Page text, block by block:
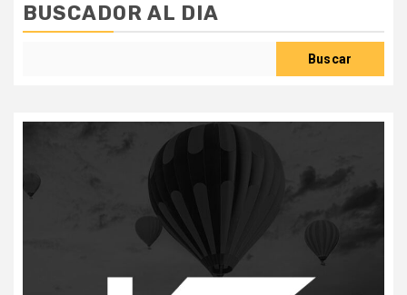
BUSCADOR AL DIA
Buscar